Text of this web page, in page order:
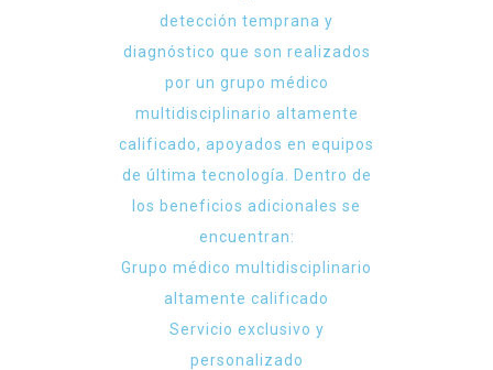
detección temprana y
diagnóstico que son realizados
por un grupo médico
multidisciplinario altamente
calificado, apoyados en equipos
de última tecnología. Dentro de
los beneficios adicionales se
encuentran:
Grupo médico multidisciplinario
altamente calificado
Servicio exclusivo y
personalizado